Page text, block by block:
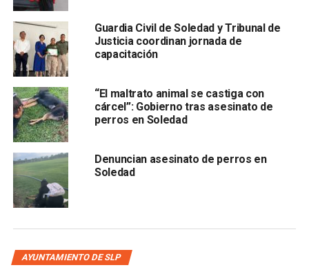
que a base de esfuerzo y convicción han triunfado de
manera extraordinaria en las disciplinas que practican, “y
estamos orgullosos de contribuir con nuestro gramo de
arena en la construcción de su carrera deportiva”.
“Muchas gracias por estar aquí presentes y gracias por las
seguir intentándolo”, finalizó.
Guardia Civil de Soledad y Tribunal de
Justicia coordinan jornada de
capacitación
“El maltrato animal se castiga con
cárcel”: Gobierno tras asesinato de
perros en Soledad
Denuncian asesinato de perros en
Soledad
AYUNTAMIENTO DE SLP